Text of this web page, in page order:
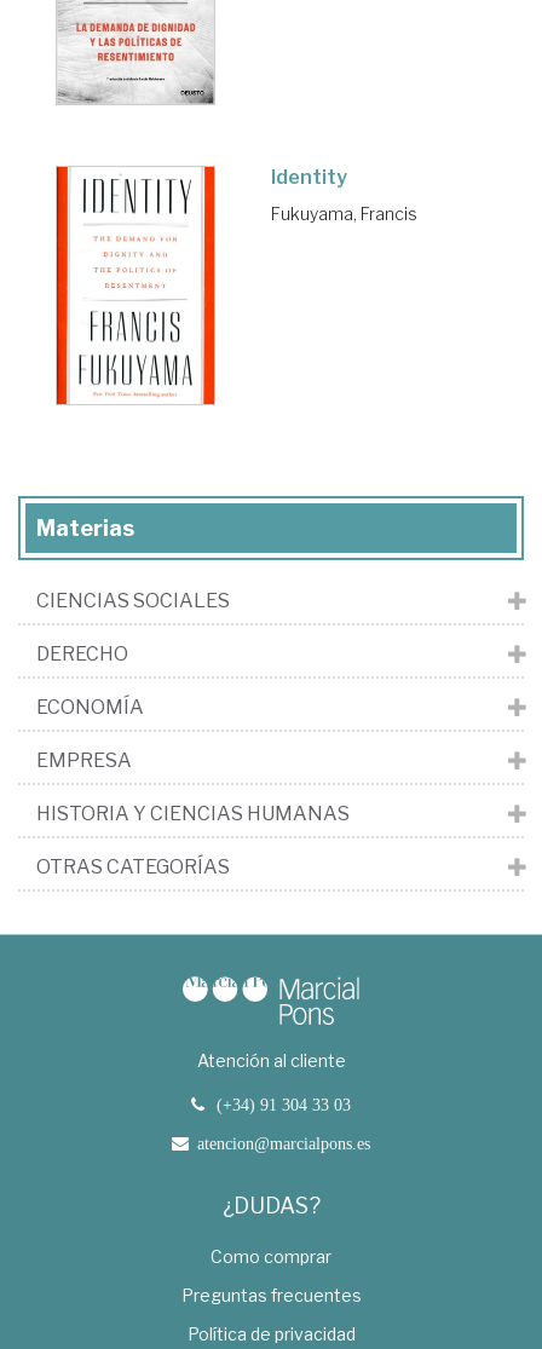
Identity
Fukuyama, Francis
Materias
CIENCIAS SOCIALES
DERECHO
ECONOMÍA
EMPRESA
HISTORIA Y CIENCIAS HUMANAS
OTRAS CATEGORÍAS
Atención al cliente
(+34) 91 304 33 03
atencion@marcialpons.es
¿DUDAS?
Como comprar
Preguntas frecuentes
Política de privacidad